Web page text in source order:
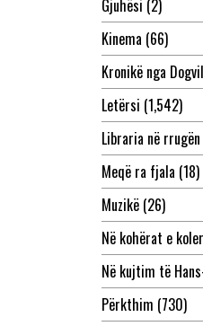
Gjuhësi (2)
Kinema (66)
Kronikë nga
Letërsi (1,542)
Libraria në
Meqë ra fjala (18)
Muzikë(26)
Në kohërat e
Në kujtim të
Përkthim (730)